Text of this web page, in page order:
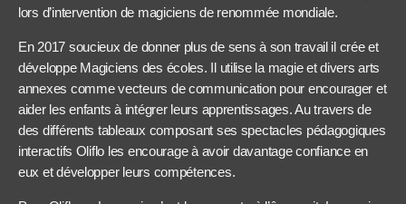
lors d’intervention de magiciens de renommée mondiale.
En 2017 soucieux de donner plus de sens à son travail il crée et
développe Magiciens des écoles. Il utilise la magie et divers arts
annexes comme vecteurs de communication pour encourager et
aider les enfants à intégrer leurs apprentissages. Au travers de
des différents tableaux composant ses spectacles pédagogiques
interactifs Oliflo les encourage à avoir davantage confiance en
eux et développer leurs compétences.